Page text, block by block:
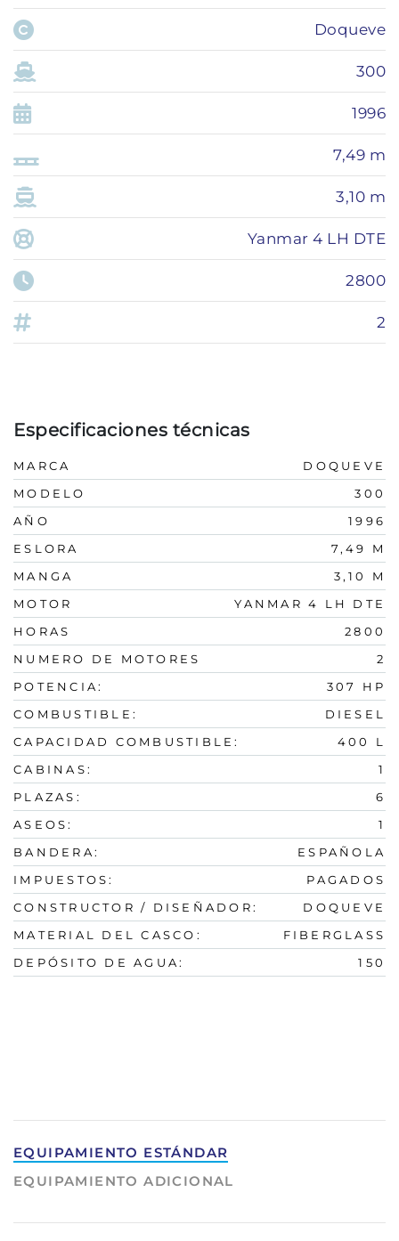
Doqueve
300
1996
7,49 m
3,10 m
Yanmar 4 LH DTE
2800
2
Especificaciones técnicas
MARCA
DOQUEVE
MODELO
300
AÑO
1996
ESLORA
7,49 M
MANGA
3,10 M
MOTOR
YANMAR 4 LH DTE
HORAS
2800
NUMERO DE MOTORES
2
POTENCIA:
307 HP
COMBUSTIBLE:
DIESEL
CAPACIDAD COMBUSTIBLE:
400 L
CABINAS:
1
PLAZAS:
6
ASEOS:
1
BANDERA:
ESPAÑOLA
IMPUESTOS:
PAGADOS
CONSTRUCTOR / DISEÑADOR:
DOQUEVE
MATERIAL DEL CASCO:
FIBERGLASS
DEPÓSITO DE AGUA:
150
EQUIPAMIENTO ESTÁNDAR
EQUIPAMIENTO ADICIONAL